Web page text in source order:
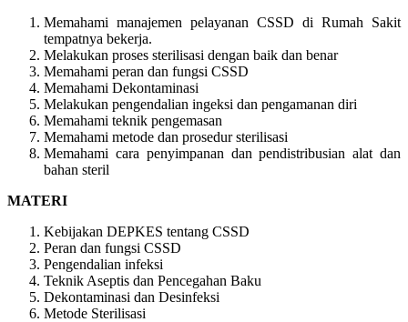
Memahami manajemen pelayanan CSSD di Rumah Sakit
tempatnya bekerja.
Melakukan proses sterilisasi dengan baik dan benar
Memahami peran dan fungsi CSSD
Memahami Dekontaminasi
Melakukan pengendalian ingeksi dan pengamanan diri
Memahami teknik pengemasan
Memahami metode dan prosedur sterilisasi
Memahami cara penyimpanan dan pendistribusian alat dan
bahan steril
MATERI
Kebijakan DEPKES tentang CSSD
Peran dan fungsi CSSD
Pengendalian infeksi
Teknik Aseptis dan Pencegahan Baku
Dekontaminasi dan Desinfeksi
Metode Sterilisasi